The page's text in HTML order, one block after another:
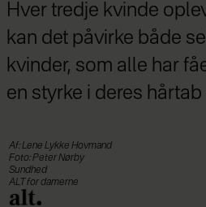
Hver tredje kvinde
kan det påvirke både
kvinder, som alle har
en styrke i deres
Af: Lene Lykke Hovmand
Foto: Peter Nørby
Sundhed
ALT for damerne